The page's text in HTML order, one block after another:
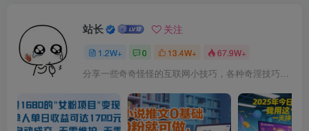
站长 关注
1.2W+ 0 13.4W+ 67.9W+
分享一些奇奇怪怪的互联网小技巧，各种奇淫技巧都在本站。